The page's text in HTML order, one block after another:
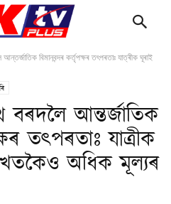
বিমানবন্দৰ কৰ্তৃপক্ষৰ তৎপৰতাঃ যাত্ৰীক ঘূৰাই
বৰদলৈ আন্তৰ্জাতিক
তৎপৰতাঃ যাত্ৰীক
অধিক মূল্যৰ